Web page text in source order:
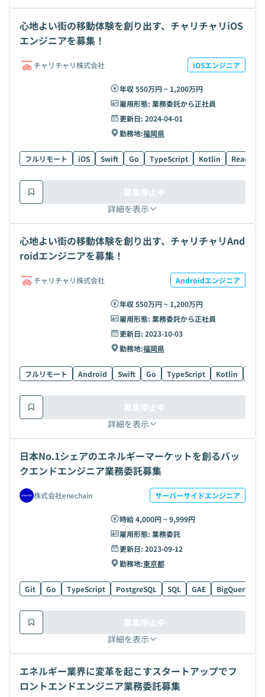
心地よい街の移動体験を創り出す、チャリチャリiOS
エンジニアを募集！
チャリチャリ株式会社 iOSエンジニア
年収 550万円 ~ 1,200万円
雇用形態: 業務委託から正社員
更新日: 2024-04-01
勤務地:福岡県
フルリモート iOS Swift Go TypeScript Kotlin React
詳細を表示
募集停止中
心地よい街の移動体験を創り出す、チャリチャリAnd
roidエンジニアを募集！
チャリチャリ株式会社 Androidエンジニア
年収 550万円 ~ 1,200万円
雇用形態: 業務委託から正社員
更新日: 2023-10-03
勤務地:福岡県
フルリモート Android Swift Go TypeScript Kotlin
詳細を表示
募集停止中
日本No.1シェアのエネルギーマーケットを創るバッ
クエンドエンジニア業務委託募集
株式会社enechain サーバーサイドエンジニア
時給 4,000円 ~ 9,999円
雇用形態: 業務委託
更新日: 2023-09-12
勤務地:東京都
Git Go TypeScript PostgreSQL SQL GAE BigQuery
詳細を表示
募集停止中
エネルギー業界に変革を起こすスタートアップでフ
ロントエンドエンジニア業務委託募集